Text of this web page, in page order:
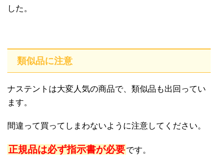
した。
類似品に注意
ナステントは大変人気の商品で、類似品も出回ってい
ます。
間違って買ってしまわないように注意してください。
正規品は必ず指示書が必要です。